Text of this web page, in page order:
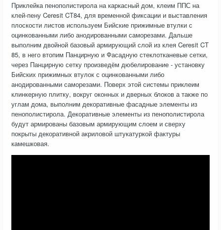
Приклейка пенополистирола на каркасный дом, клеим ППС на
клей-пену Ceresit CT84, для временной фиксации и выставления
плоскости листов используем Бийские прижимные втулки с
оцинкованными либо анодированными саморезами. Дальше
выполним двойной базовый армирующий слой из клея Ceresit CT
85, в него втопим Панцирную и Фасадную стеклотканевые сетки,
через Панцирную сетку произведём дюбелирование - установку
Бийских прижимных втулок с оцинкованными либо
анодированными саморезами. Поверх этой системы приклеим
клинкерную плитку, вокруг оконных и дверных блоков а также по
углам дома, выполним декоративные фасадные элементы из
пенополистирола. Декоративные элементы из пенополистирола
будут армированы базовым армирующим слоем и сверху
покрыты декоративной акриловой штукатуркой фактуры
камешковая.